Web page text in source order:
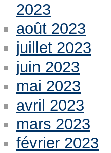
2023
août 2023
juillet 2023
juin 2023
mai 2023
avril 2023
mars 2023
février 2023